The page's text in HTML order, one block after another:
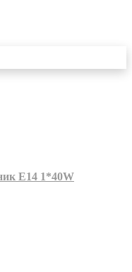
Е14 1*40W